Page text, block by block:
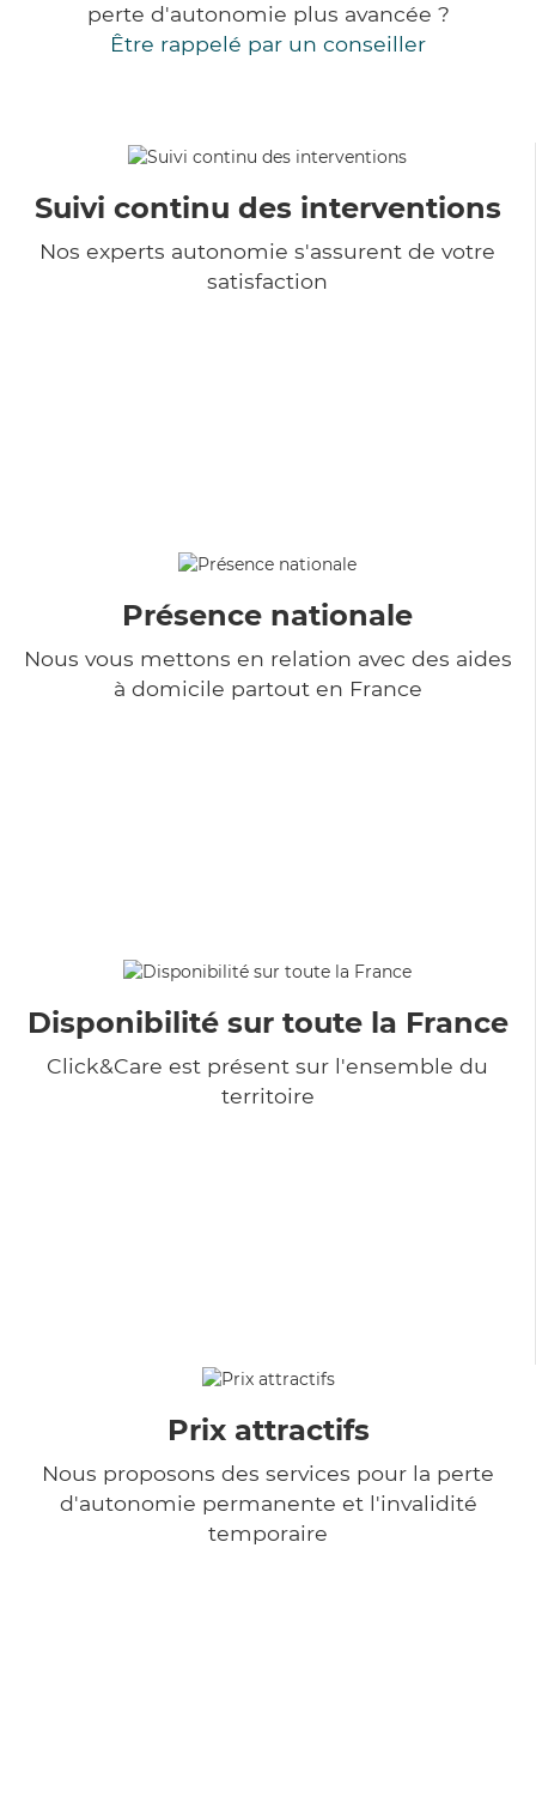
perte d'autonomie plus avancée ?
Être rappelé par un conseiller
Suivi continu des interventions
Nos experts autonomie s'assurent de votre
satisfaction
Présence nationale
Nous vous mettons en relation avec des aides
à domicile partout en France
Disponibilité sur toute la France
Click&Care est présent sur l'ensemble du
territoire
Prix attractifs
Nous proposons des services pour la perte
d'autonomie permanente et l'invalidité
temporaire